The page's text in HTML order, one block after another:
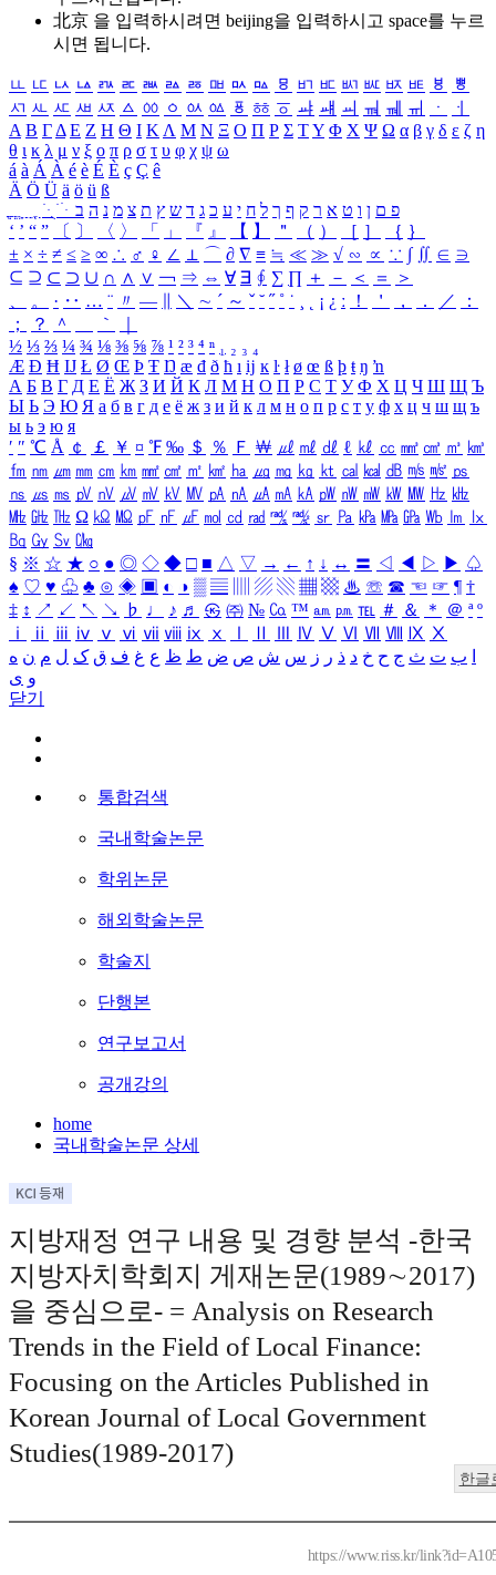
北京 을 입력하시려면 beijing을 입력하시고 space를 누르
시면 됩니다.
ㅥ ㅦ ㅧ ㅨ ㅩ ㅪ ㅫ ㅬ ㅭ ㅮ ㅯ ㅰ ㅱ ㅲ ㅳ ㅴ ㅵ ㅶ ㅷ ㅸ
ㅹ
ㅺ ㅻ ㅼ ㅽ ㅾ ㅿ ㆀ ㆁ ㆂ ㆃ ㆄ ㆅ ㆆ ㆇ ㆈ ㆉ ㆊ ㆋ ㆌ ㆍ
ㆎ
Α Β ΓΔ Ε Ζ Η Θ Ι ΚΛ Μ Ν Ξ Ο Π Ρ Σ ΤΥ Φ Χ Ψ Ω α β γ δ ε ζ η
θ ι κ λ μ ν ξ ο π ρ σ τ υ φ χ ψ ω
á à Á À é è É È ç Ç ê
Ä Ö Ü ä ö ü ß
ִֶֹ ֻּ ׁׂ פ ם ן ו ט א ר ק ף ך ל ח י ע כ ג ד ש ץ ת צ מ נ ה ב
‘ ’ “ ” 〔 〕 〈 〉 「 」 『 』 【 】 ＂ （ ） ［ ］ ｛ ｝
± × ÷ ≠ ≤ ≥ ∞ ∴ ♂ ♀ ∠ ⊥ ⌒ ∂ ∇ ≡ ≒ ≪ ≫ √ ∽ ∝ ∵ ∫ ∬ ∈ ∋
⊆ ⊇ ⊂ ⊃ ∪ ∩ ∧ ∨ ￢ ⇒ ⇔ ∀ ∃ ∮ ∑ ∏ ＋ － ＜ ＝
＞
、
。 · ‥ … ¨ 〃 ― ＼ ∼ ´ ～ ˇ ˘ ˝ ˚ ˙ ¸ ¡ ¿ ː ！ ＇ ， ． ／
：
；
？ ＾ ｀
½ ⅓ ⅔ ¼ ¾ ⅛ ⅜ ⅝ ⅞ ¹ ² ³ ⁴ ⁿ ₁ ₂ ₃ ₄
Æ Ð Ħ Ĳ Ł Ø Œ Þ Ŧ Ŋ æ đ ð ħ ı ĳ ĸ ŀ ł ø œ ß þ ŧ ŋ ŉ
А Б В Г Д Е Ё Ж З И Й К Л М Н О П Р С Т У Ф Х Ц Ч Ш Щ Ъ
Ы Ь Э Ю Я а б в г д е ё ж з и й к л м н о п р с т у ф х ц ч ш щ ъ
ы ь э ю я
′ ″ ℃ Å ￠ ￡ ￥ ¤ ℉ ‰ ＄ ％ Ｆ ￦ ㎕ ㎖ ㎗ ℓ ㎘ ㏄ ㎣ ㎤ ㎥ ㎦
㎙ ㎚ ㎛ ㎜ ㎝ ㎞ ㎟ ㎠ ㎡ ㎢ ㏊ ㎍ ㎎ ㎏ ㏏ ㎈ ㎉ ㏈ ㎧ ㎨ ㎰
㎱ ㎲ ㎳ ㎴ ㎵ ㎶ ㎷ ㎸ ㎹ ㎀ ㎁ ㎂ ㎃ ㎄ ㎺ ㎻ ㎽ ㎾ ㎿ ㎐ ㎑
㎒ ㎓ ㎔ Ω ㏀ ㏁ ㎊ ㎋ ㎌ ㏖ ㏅ ㎭ ㎮ ㎯ ㏛ ㎩ ㎪ ㎫ ㎬ ㏝ ㏐
㏓
㏃ ㏉ ㏜ ㏆
§ ※ ☆ ★ ○ ● ◎ ◇ ◆ □ ■ △ ▽ → ← ↑ ↓ ↔ 〓 ◁ ◀ ▷ ▶ ♤
♠ ♡ ♥ ♧ ♣ ⊙ ◈ ▣ ◐ ◑ ▒ ▤ ▨ ▧ ▦ ▩ ♨ ☏ ☎ ☜ ☞ ¶ †
‡ ↕ ↗ ↙ ↖ ↘ ♭ ♩ ♪ ♬ ㉿ ㈜ № ㏇ ™ ㏂ ㏘ ℡ ＃ ＆ ＊ ＠ ª º
ⅰ
ⅱ ⅲ ⅳ ⅴ ⅵ ⅶ ⅷ ⅸ ⅹ Ⅳ Ⅴ Ⅵ Ⅶ Ⅷ Ⅸ Ⅹ
ب ت ث ج ح خ د ذ ر ز س ش ص ض ط ظ ع غ ف ق ک ل م ن ه
و ی
닫기
통합검색
국내학술논문
학위논문
해외학술논문
학술지
단행본
연구보고서
공개강의
home
국내학술논문 상세
지방재정 연구 내용 및 경향 분석 -한국
지방자치학회지 게재논문(1989∼2017)
을 중심으로- = Analysis on Research
Trends in the Field of Local Finance:
Focusing on the Articles Published in
Korean Journal of Local Government
Studies(1989-2017)
한글
https://www.riss.kr/